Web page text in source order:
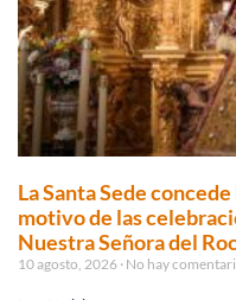
La Santa Sede
motivo de las
Nuestra Señora del
10 agosto, 2026 No hay